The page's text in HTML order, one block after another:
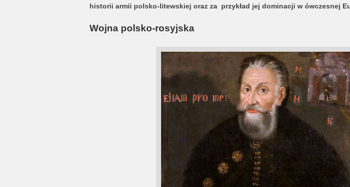
historii armii polsko-litewskiej oraz za przykład jej dominacji w ówczesnej
Wojna polsko-rosyjska